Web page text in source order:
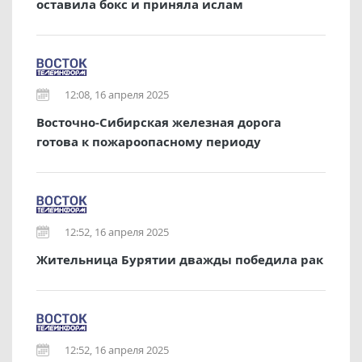
оставила бокс и приняла ислам
12:08, 16 апреля 2025
Восточно-Сибирская железная дорога
готова к пожароопасному периоду
12:52, 16 апреля 2025
Жительница Бурятии дважды победила рак
12:52, 16 апреля 2025